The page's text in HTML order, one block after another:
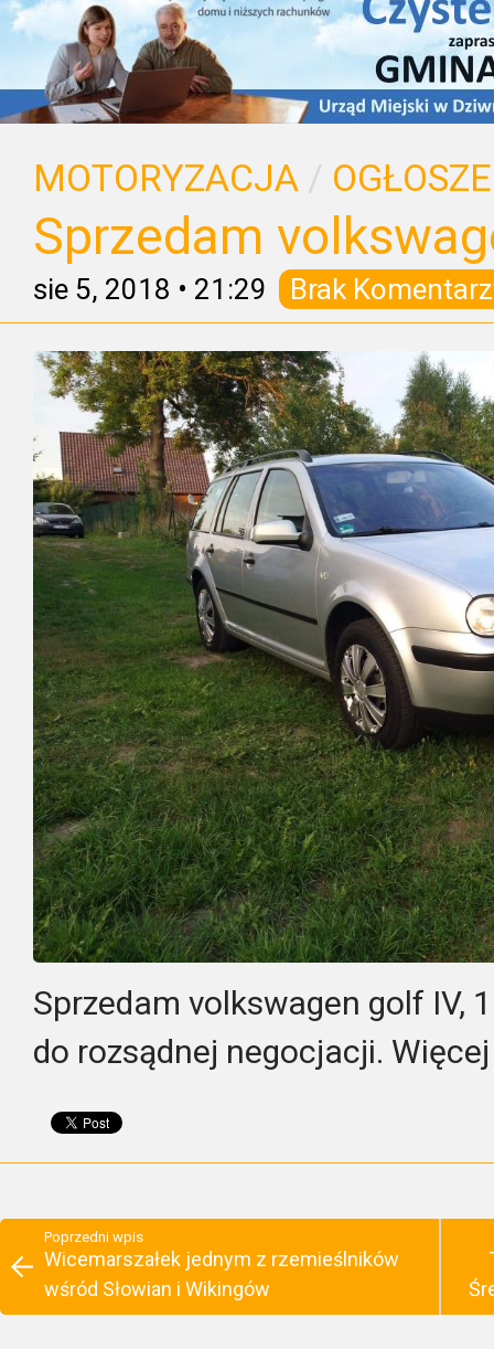
MOTORYZACJA /
Sprzedam
sie 5, 2018 • 21:29 Brak
Sprzedam volkswagen golf IV,
do rozsądnej negocjacji.
Poprzedni wpis
Wicemarszałek jednym z rzemieślników
wśród Słowian i Wikingów